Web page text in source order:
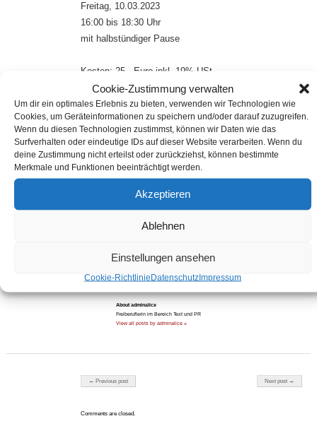
Cookie-Zustimmung verwalten
Um dir ein optimales Erlebnis zu bieten, verwenden wir Technologien wie
Cookies, um Geräteinformationen zu speichern und/oder darauf zuzugreifen.
Wenn du diesen Technologien zustimmst, können wir Daten wie das
Surfverhalten oder eindeutige IDs auf dieser Website verarbeiten. Wenn du
deine Zustimmung nicht erteilst oder zurückziehst, können bestimmte
Merkmale und Funktionen beeinträchtigt werden.
Akzeptieren
Ablehnen
Einstellungen ansehen
Cookie-RichtlinieDatenschutzImpressum
Freitag, 10.03.2023
16:00 bis 18:30 Uhr
mit halbstündiger Pause
Kosten: 25,- Euro inkl. 19% USt.
Anmeldung:
Anmeldung per
E-Mail oder über das Buchungsformular
bis 03.03.2023
teilen teilen
About adminalice
Freiberuflerin im Bereich Text und PR
View all posts by adminalice »
Post navigation
← Previous post Next post →
Comments are closed.